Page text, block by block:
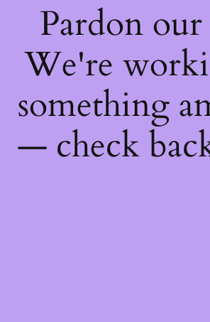
Pardon our
We're
something
— check